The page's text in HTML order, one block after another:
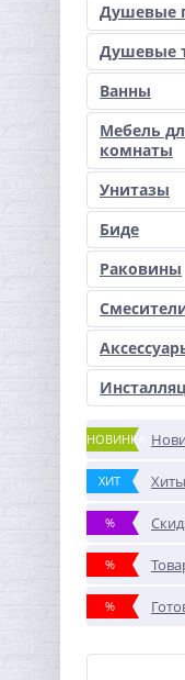
Душевые
Душевые
Ванны
Мебель
комнаты
Унитазы
Биде
Раковины
НОВИНКА
ХИТ
%
%
%